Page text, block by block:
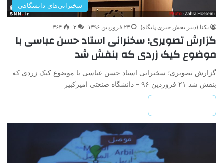
سخنرانی‌های دانشگاهی
یکتا (دبیر بخش خبری پایگاه) ۲۳ فروردین ۱۳۹۶ ۳ ۳۶۴
گزارش تصویری؛ سخنرانی استاد حسن عباسی با
موضوع کیک زردی که بنفش شد
گزارش تصویری؛ سخنرانی استاد حسن عباسی با موضوع کیک زردی که
بنفش شد ۲۱ فروردین ۹۶ – دانشگاه صنعتی امیرکبیر